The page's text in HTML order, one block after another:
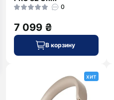
0
7 099 ₴
В корзину
хит